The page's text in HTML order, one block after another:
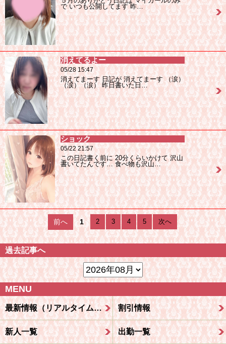
で いつも公開してます 昨…
消えてるよー
05/28 15:47
消えてまーす 日記が 消えてまーす （涙）
（涙）（涙） 昨日書いた日…
ショック
05/22 21:57
この日記書く前に 20分くらいかけて 沢山
書いてたんです… 食べ物も沢山…
前へ 1 2 3 4 5 次へ
過去記事へ
MENU
最新情報（リアルタイム速報） 割引情報
新人一覧 出勤一覧